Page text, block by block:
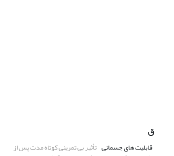
ق
قابلیت های جسمانی تأثیر بی تمرینی کوتاه مدت پس از